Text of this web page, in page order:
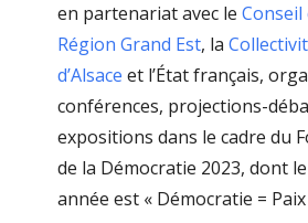
en partenariat avec le Conseil
Région Grand Est, la
d’Alsace et l’État français,
conférences, projections-
expositions dans le cadre du
de la Démocratie 2023, dont
année est « Démocratie = Paix